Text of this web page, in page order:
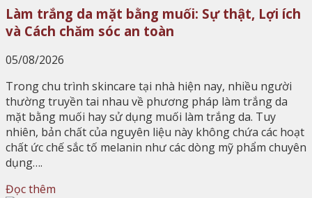
Làm trắng da mặt bằng muối: Sự thật, Lợi ích
và Cách chăm sóc an toàn
05/08/2026
Trong chu trình skincare tại nhà hiện nay, nhiều người
thường truyền tai nhau về phương pháp làm trắng da
mặt bằng muối hay sử dụng muối làm trắng da. Tuy
nhiên, bản chất của nguyên liệu này không chứa các hoạt
chất ức chế sắc tố melanin như các dòng mỹ phẩm chuyên
dụng….
Đọc thêm